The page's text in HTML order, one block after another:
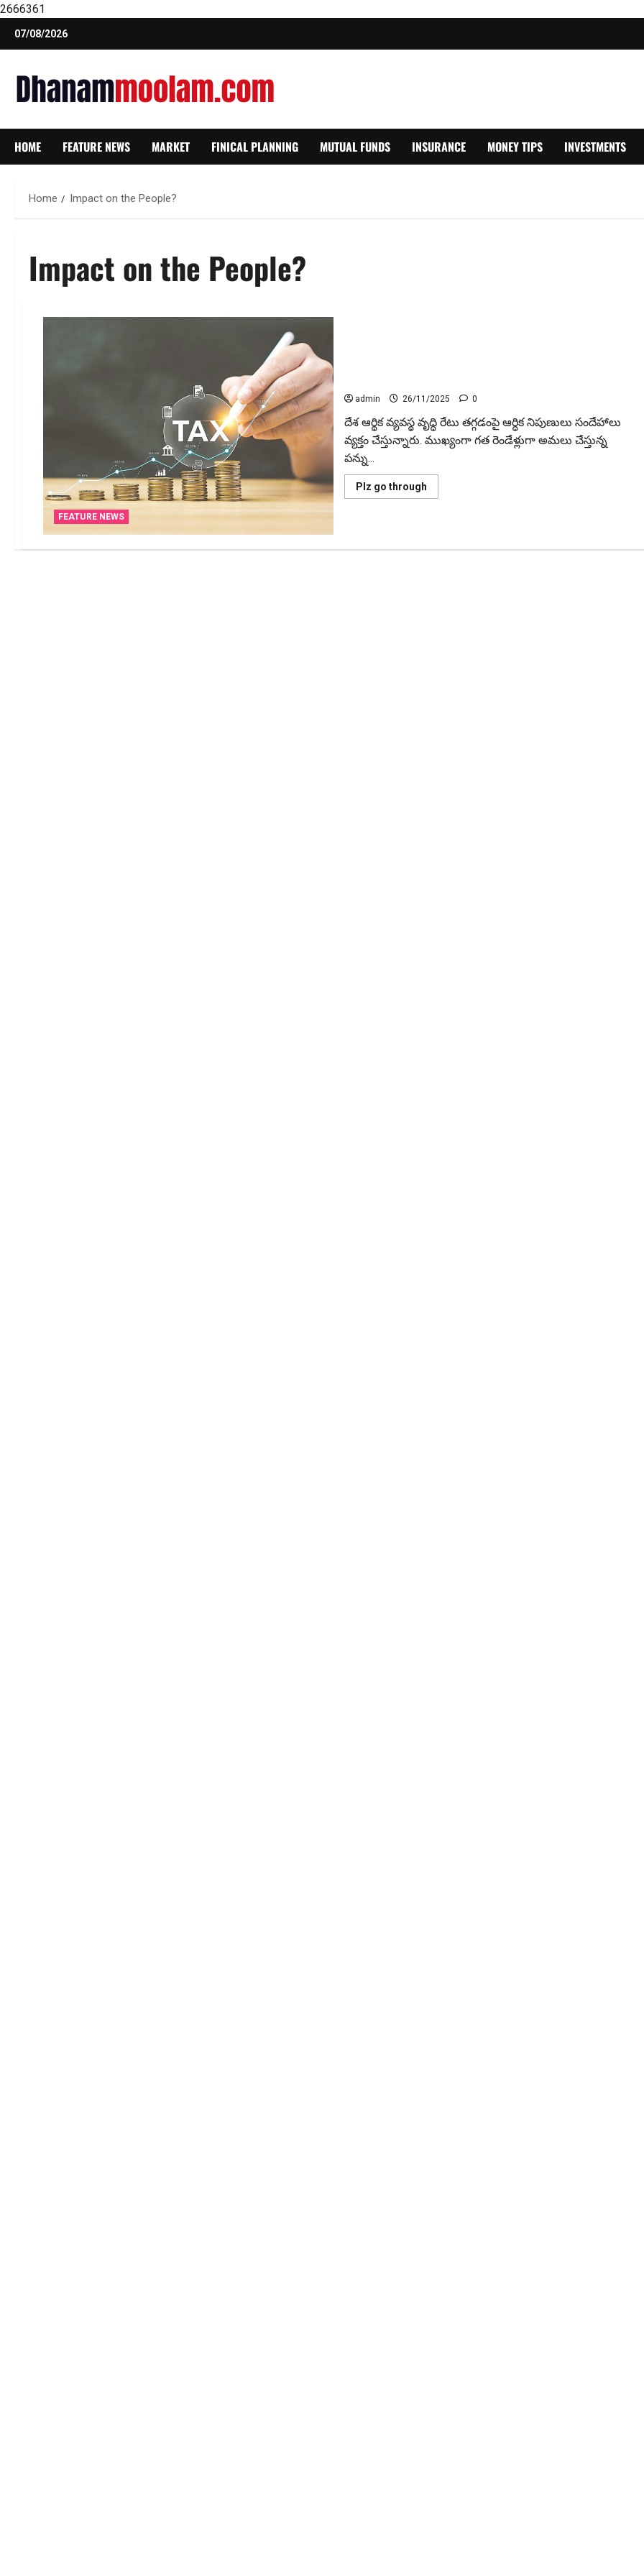
2666361
Skip
07/08/2026
HOME FEATURE NEWS MARKET FINICAL PLANNING MUTUAL FUNDS INSURANCE MONEY TIPS INVESTMENTS
Home Impact on the People?
Impact on the People?
FEATURE NEWS
admin 26/11/2025 0
దేశ ఆర్థిక వ్యవస్థ వృద్ధి రేటు త‌గ్గ‌డంపై ఆర్ధిక నిపుణులు సందేహాలు
వ్యక్తం చేస్తున్నారు. ముఖ్యంగా గత రెండేళ్లుగా అమలు చేస్తున్న
పన్ను...
Plz go throughRead
more
ఆదాయ